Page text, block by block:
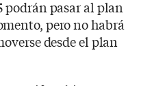
podrán pasar al plan
pero no habrá
desde el plan